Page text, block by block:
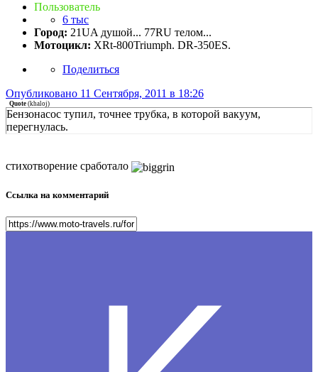
Пользователь
6 тыс
Город: 21UA душой... 77RU телом...
Мотоцикл: XRt-800Triumph. DR-350ES.
Поделиться
Опубликовано 11 Сентября, 2011 в 18:26
Quote (khaloj)
Бензонасос тупил, точнее трубка, в которой вакуум,
перегнулась.
стихотворение сработало
Ссылка на комментарий